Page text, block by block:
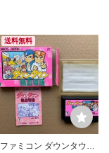
送料無料
ファミコン ダウンタウン